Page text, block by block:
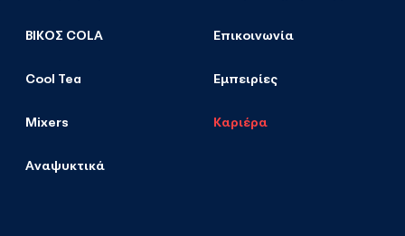
ΒΙΚΟΣ COLA
Cool Tea
Mixers
Αναψυκτικά
Επικοινωνία
Εμπειρίες
Καριέρα